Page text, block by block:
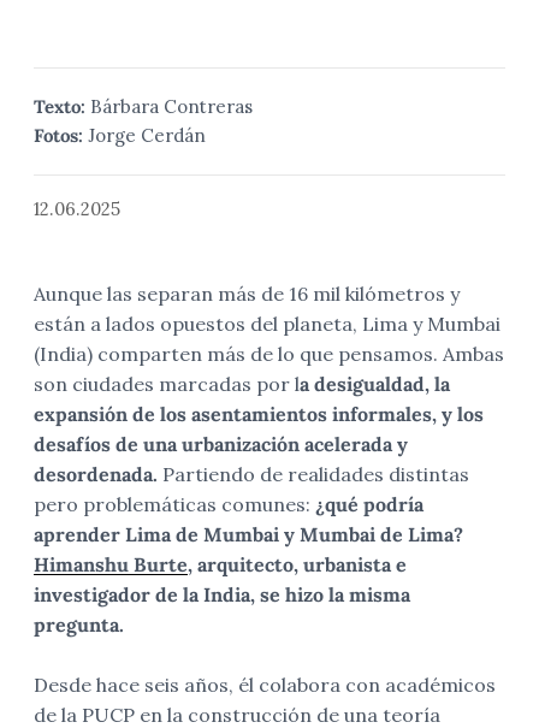
Texto: Bárbara Contreras
Fotos: Jorge Cerdán
12.06.2025
Aunque las separan más de 16 mil kilómetros y
están a lados opuestos del planeta, Lima y Mumbai
(India) comparten más de lo que pensamos. Ambas
son ciudades marcadas por la desigualdad, la
expansión de los asentamientos informales, y los
desafíos de una urbanización acelerada y
desordenada. Partiendo de realidades distintas
pero problemáticas comunes: ¿qué podría
aprender Lima de Mumbai y Mumbai de Lima?
Himanshu Burte, arquitecto, urbanista e
investigador de la India, se hizo la misma
pregunta.
Desde hace seis años, él colabora con académicos
de la PUCP en la construcción de una teoría